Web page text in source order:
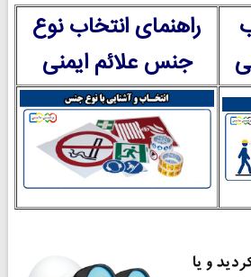
راهنمای انتخاب نوع
جنس علائم ایمنی